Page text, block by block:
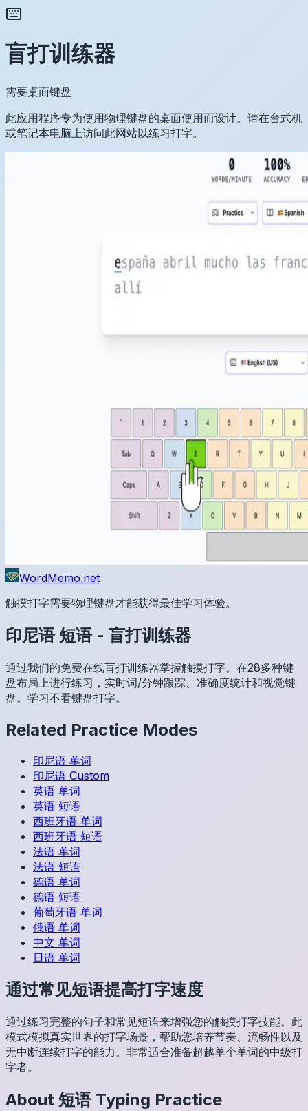
盲打训练器
需要桌面键盘
此应用程序专为使用物理键盘的桌面使用而设计。请在台式机
或笔记本电脑上访问此网站以练习打字。
WordMemo.net
触摸打字需要物理键盘才能获得最佳学习体验。
印尼语 短语- 盲打训练器
通过我们的免费在线盲打训练器掌握触摸打字。在28多种键
盘布局上进行练习，实时词/分钟跟踪、准确度统计和视觉键
盘。学习不看键盘打字。
Related Practice Modes
印尼语 单词
印尼语 Custom
英语 单词
英语 短语
西班牙语 单词
西班牙语 短语
法语 单词
法语 短语
德语 单词
德语 短语
葡萄牙语 单词
俄语 单词
中文 单词
日语 单词
通过常见短语提高打字速度
通过练习完整的句子和常见短语来增强您的触摸打字技能。此
模式模拟真实世界的打字场景，帮助您培养节奏、流畅性以及
无中断连续打字的能力。非常适合准备超越单个单词的中级打
字者。
About 短语Typing Practice